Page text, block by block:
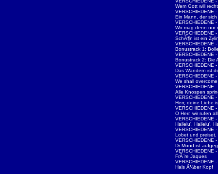
Wem Gott will
VERSCHIEDENE
Ein Mann, der
VERSCHIEDENE
Wo mag denn nur
VERSCHIEDENE
SchÃ¶n ist ein
VERSCHIEDENE
Bonustrack 1:
VERSCHIEDENE
Bonustrack 2: Die
VERSCHIEDENE
Das Wandern ist
VERSCHIEDENE
We shall overcome
VERSCHIEDENE
Alle Knospen
VERSCHIEDENE
Herr, deine Liebe
VERSCHIEDENE
O Herr, wir rufen
VERSCHIEDENE
Hallelu', Hallelu',
VERSCHIEDENE
Lobet und preiset,
VERSCHIEDENE
Dr Mond ist
VERSCHIEDENE
FrÃ¨re Jaques
VERSCHIEDENE
Hals Ã¼ber Kopf